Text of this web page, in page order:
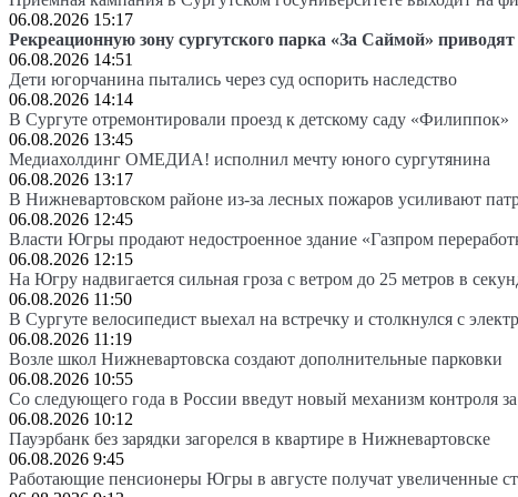
06.08.2026 15:17
Рекреационную зону сургутского парка «За Саймой»
06.08.2026 14:51
Дети югорчанина пытались через суд оспорить наследство
06.08.2026 14:14
В Сургуте отремонтировали проезд к детскому саду «Филиппок»
06.08.2026 13:45
Медиахолдинг ОМЕДИА! исполнил мечту юного сургутянина
06.08.2026 13:17
В Нижневартовском районе из-за лесных пожаров усиливают
06.08.2026 12:45
Власти Югры продают недостроенное здание «Газпром
06.08.2026 12:15
На Югру надвигается сильная гроза с ветром до 25 метров в
06.08.2026 11:50
В Сургуте велосипедист выехал на встречку и столкнулся с
06.08.2026 11:19
Возле школ Нижневартовска создают дополнительные парковки
06.08.2026 10:55
Со следующего года в России введут новый механизм контроля
06.08.2026 10:12
Пауэрбанк без зарядки загорелся в квартире в Нижневартовске
06.08.2026 9:45
Работающие пенсионеры Югры в августе получат увеличенные